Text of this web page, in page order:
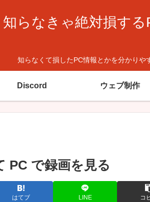
知らなきゃ絶対損す
知らなくて損したPC情報とかを分かりや
Discord ウェブ制作
PC で録画を見る
はてブ LINE コ